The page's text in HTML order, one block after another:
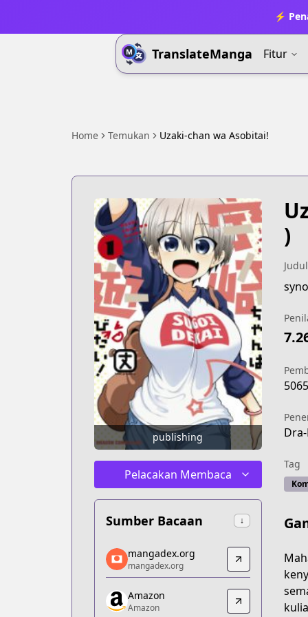
⚡
TranslateManga Fitur
Home Temukan Uzaki-chan wa Asobitai!
publishing
Pelacakan Membaca
Sumber Bacaan ↓
mangadex.org
mangadex.org
https://mangadex.org/title/5a90308a-
Amazon
mangadex.org
mangadex.org
Amazon
Amazon
)
Tag